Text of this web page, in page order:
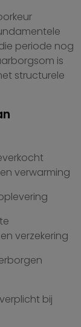
periode nog
is
structurele
verwarming
verzekering
bij